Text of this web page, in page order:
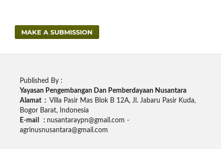
MAKE A SUBMISSION
Published By :
Yayasan Pengembangan Dan Pemberdayaan Nusantara
Alamat : Villa Pasir Mas Blok B 12A, Jl. Jabaru Pasir Kuda,
Bogor Barat, Indonesia
E-mail : nusantaraypn@gmail.com -
agrinusnusantara@gmail.com